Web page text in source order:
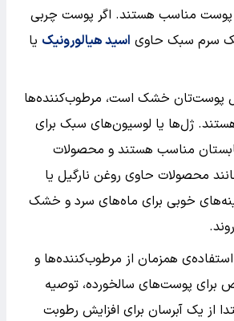
پوست مناسب هستند. اگر پوست چربی
یک سرم سبک حاوی اسید هیالورونیک یا
پوست‌تان خشک است، مرطوب‌کننده‌ها
ژل‌ها یا لوسیون‌های سبک برای
مناسب هستند و محصولات
محصولات حاوی روغن نارگیل یا
خوبی برای ماه‌های سرد و خشک
همزمان از مرطوب‌کننده‌ها و
برای پوست‌های سالخورده، توصیه
از یک آبرسان برای افزایش رطوبت